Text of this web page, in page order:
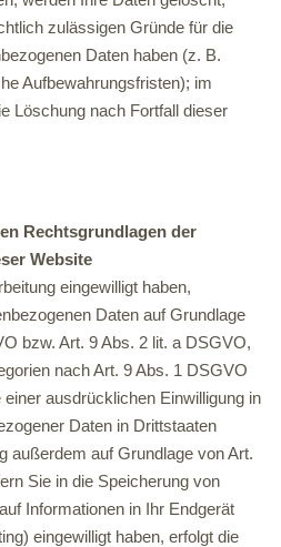
zulässigen Gründe für die
Daten haben (z. B.
Aufbewahrungsfristen); im
Löschung nach Fortfall dieser
Rechtsgrundlagen der
Website
eingewilligt haben,
Daten auf Grundlage
bzw. Art. 9 Abs. 2 lit. a DSGVO,
nach Art. 9 Abs. 1 DSGVO
ausdrücklichen Einwilligung in
Daten in Drittstaaten
außerdem auf Grundlage von Art.
Sie in die Speicherung von
Informationen in Ihr Endgerät
eingewilligt haben, erfolgt die